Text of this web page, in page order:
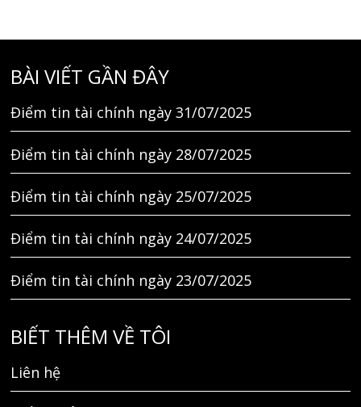
BÀI VIẾT GẦN ĐÂY
Điểm tin tài chính ngày 31/07/2025
Điểm tin tài chính ngày 28/07/2025
Điểm tin tài chính ngày 25/07/2025
Điểm tin tài chính ngày 24/07/2025
Điểm tin tài chính ngày 23/07/2025
BIẾT THÊM VỀ TÔI
Liên hệ